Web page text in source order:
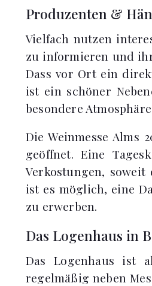
Produzenten &
Vielfach nutzen
zu informieren und
Dass vor Ort ein
ist ein schöner
besondere
Die Weinmesse Alms
geöffnet. Eine
Verkostungen,
ist es möglich, eine
zu erwerben.
Das Logenhaus in
Das Logenhaus ist
regelmäßig neben